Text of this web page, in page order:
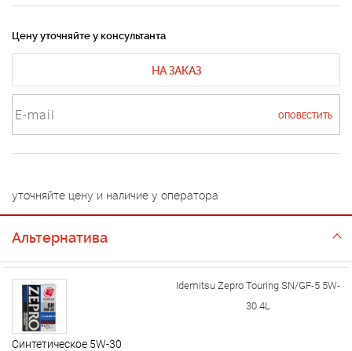
Цену уточняйте у консультанта
НА ЗАКАЗ
ОПОВЕСТИТЬ
уточняйте цену и наличие у оператора
Альтернатива
Idemitsu Zepro Touring SN/GF-5 5W-
30 4L
Cинтетическое 5W-30